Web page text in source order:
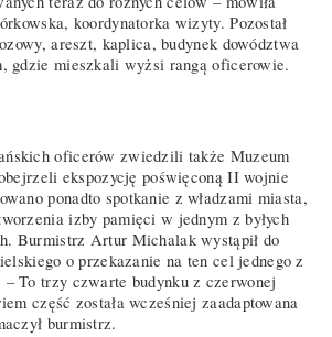
koordynatorka wizyty. Pozostał
areszt, kaplica, budynek dowództwa
gdzie mieszkali wyżsi rangą oficerowie.
oficerów zwiedzili także Muzeum
ekspozycję poświęconą II wojnie
ponadto spotkanie z władzami miasta,
izby pamięci w jednym z byłych
Burmistrz Artur Michalak wystąpił do
o przekazanie na ten cel jednego z
– To trzy czwarte budynku z czerwonej
część została wcześniej zaadaptowana
burmistrz.